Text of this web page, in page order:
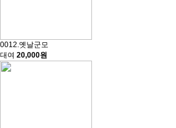
0012.옛날군모
대여 20,000원